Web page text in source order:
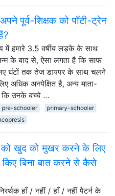
पूर्व-शिक्षक को पॉटी-ट्रेन
में हमारे 3.5 वर्षीय लड़के के साथ
के बाद से, ऐसा लगता है कि साफ
घंटों तक तेज डायपर के साथ चलने
अधिक अनपेक्षित है, अन्य माता-
कि उनके बच्चे …
pre-schooler
primary-schooler
खुद को मुखर करने के लिए
किए बिना बात करने से कैसे
हाँ / नहीं / हाँ / नहीं पैटर्न के